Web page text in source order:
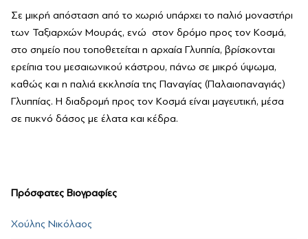
Σε μικρή απόσταση από το χωριό υπάρχει το παλιό μοναστήρι
των Ταξιαρχών Μουράς, ενώ στον δρόμο προς τον Κοσμά,
στο σημείο που τοποθετείται η αρχαία Γλυππία, βρίσκονται
ερείπια του μεσαιωνικού κάστρου, πάνω σε μικρό ύψωμα,
καθώς και η παλιά εκκλησία της Παναγίας (Παλαιοπαναγιάς)
Γλυππίας. Η διαδρομή προς τον Κοσμά είναι μαγευτική, μέσα
σε πυκνό δάσος με έλατα και κέδρα.
Πρόσφατες Βιογραφίες
Χούλης Νικόλαος